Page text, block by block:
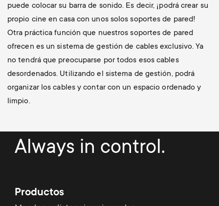
puede colocar su barra de sonido. Es decir, ¡podrá crear su
propio cine en casa con unos solos soportes de pared!
Otra práctica función que nuestros soportes de pared
ofrecen es un sistema de gestión de cables exclusivo. Ya
no tendrá que preocuparse por todos esos cables
desordenados. Utilizando el sistema de gestión, podrá
organizar los cables y contar con un espacio ordenado y
limpio.
Always in control.
Productos